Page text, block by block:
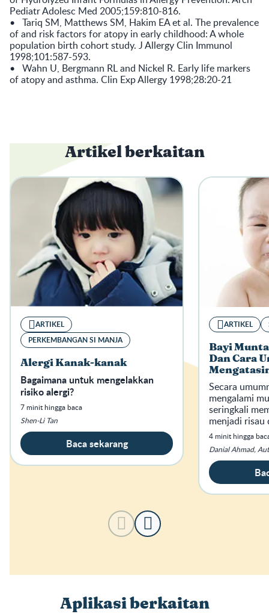
Pediatr Adolesc Med 2005;159:810-816.
• Tariq SM, Matthews SM, Hakim EA et al. The prevalence
of and risk factors for atopy in early childhood: A whole
population birth cohort study. J Allergy Clin Immunol
1998;101:587-593.
• Wahn U, Bergmann RL and Nickel R. Early life markers
of atopy and asthma. Clin Exp Allergy 1998;28:20-21
Artikel berkaitan
ARTIKEL
PERKEMBANGAN SI MANJA
Alergi Kanak-kanak
Bagaimana untuk mengelakkan
risiko alergi?
Shen-Li Tan
7 minit hingga baca
Baca sekarang
ARTIKEL
Bayi
Dan Cara
Secara
mengalami
seringkali
menjadi risau
Terutamanya
pertama kali
mata.
Danial Ahmad,
4 minit hingga
Aplikasi berkaitan